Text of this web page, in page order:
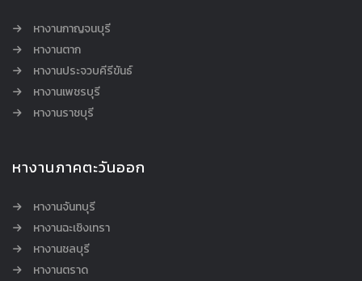
หางานกาญจนบุรี
หางานตาก
หางานประจวบคีรีขันธ์
หางานเพชรบุรี
หางานราชบุรี
หางานภาคตะวันออก
หางานจันทบุรี
หางานฉะเชิงเทรา
หางานชลบุรี
หางานตราด